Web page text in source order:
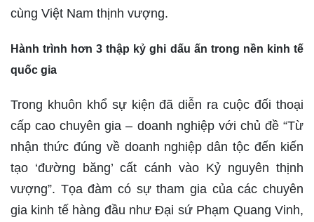
cùng Việt Nam thịnh vượng.
Hành trình hơn 3 thập kỷ ghi dấu ấn trong nền kinh tế
quốc gia
Trong khuôn khổ sự kiện đã diễn ra cuộc đối thoại
cấp cao chuyên gia – doanh nghiệp với chủ đề “Từ
nhận thức đúng về doanh nghiệp dân tộc đến kiến
tạo ‘đường băng’ cất cánh vào Kỷ nguyên thịnh
vượng”. Tọa đàm có sự tham gia của các chuyên
gia kinh tế hàng đầu như Đại sứ Phạm Quang Vinh,